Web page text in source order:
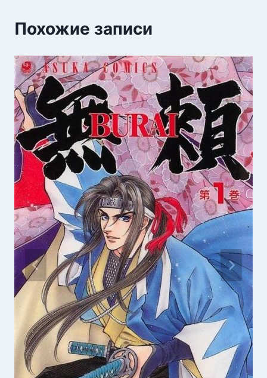
Похожие записи